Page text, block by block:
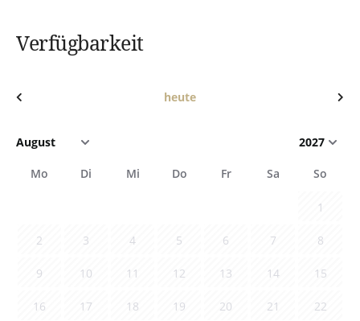
Verfügbarkeit
heute
Mo Di Mi Do Fr Sa So
1
2 3 4 5 6 7 8
9 10 11 12 13 14 15
16 17 18 19 20 21 22